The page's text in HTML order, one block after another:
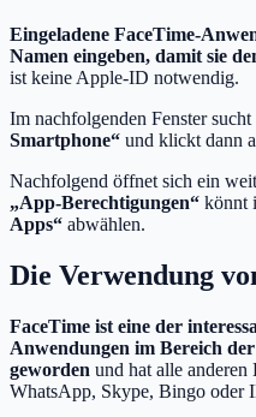
Eingeladene FaceTime-
Namen eingeben, damit sie
ist keine Apple-ID notwendig.
Im nachfolgenden Fenster
Smartphone“ und klickt dann
Nachfolgend öffnet sich ein
„App-Berechtigungen“ könnt
Apps“ abwählen.
Die Verwendung
FaceTime ist eine der
Anwendungen im Bereich
geworden und hat alle
WhatsApp, Skype, Bingo oder